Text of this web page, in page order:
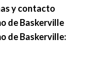
y contacto
de Baskerville
de Baskerville: